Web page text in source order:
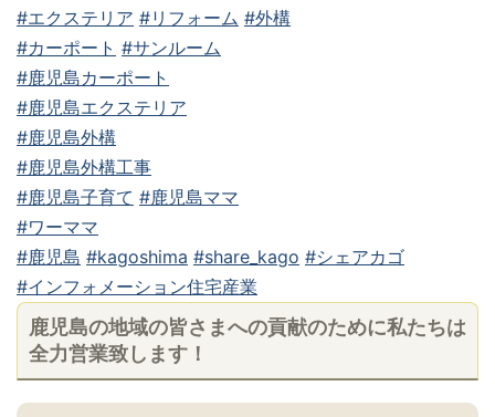
#エクステリア #リフォーム #外構
#カーポート #サンルーム
#鹿児島カーポート
#鹿児島エクステリア
#鹿児島外構
#鹿児島外構工事
#鹿児島子育て #鹿児島ママ
#ワーママ
#鹿児島 #kagoshima #share_kago #シェアカゴ
#インフォメーション住宅産業
鹿児島の地域の皆さまへの貢献のために私たちは
全力営業致します！